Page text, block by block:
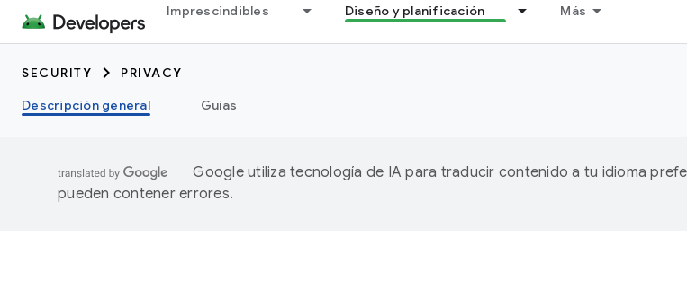
Imprescindibles Diseño y planificación Más
SECURITY
PRIVACY
Descripción general
Guías
Google utiliza tecnología de IA para traducir contenido a tu idioma
pueden contener errores.